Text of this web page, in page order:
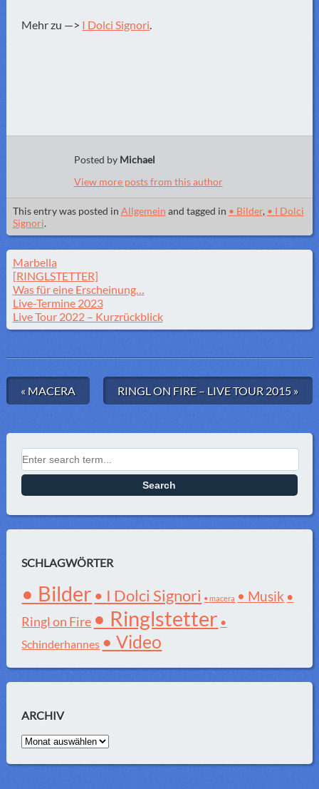
Mehr zu —> I Dolci Signori.
Posted by Michael
View more posts from this author
This entry was posted in Allgemein and tagged in • Bilder, • I Dolci
Signori.
Marbella
[RINGLSTETTER]
Was für eine Erscheinung…
Live-Termine 2023
Live Tour 2022 – Kurzrückblick
« MACERA RINGL ON FIRE – LIVE TOUR 2015 »
Search for:
SCHLAGWÖRTER
• Bilder • I Dolci Signori • macera • Musik •
Ringl on Fire • Ringlstetter •
Schinderhannes • Video
ARCHIV
Archiv